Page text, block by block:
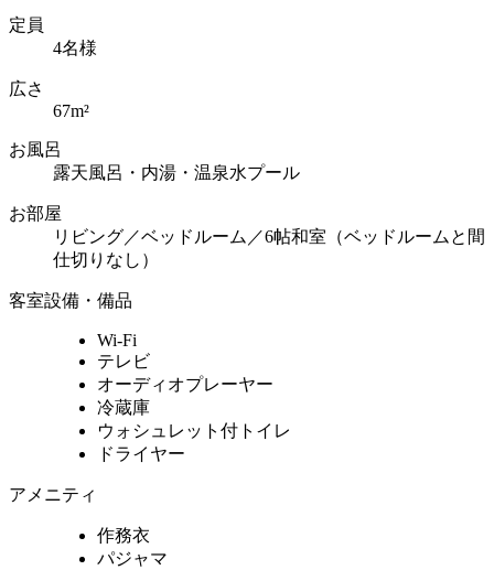
定員
4名様
広さ
67m²
お風呂
露天風呂・内湯・温泉水プール
お部屋
リビング／ベッドルーム／6帖和室（ベッドルームと間
仕切りなし）
客室設備・備品
Wi-Fi
テレビ
オーディオプレーヤー
冷蔵庫
ウォシュレット付トイレ
ドライヤー
アメニティ
作務衣
パジャマ